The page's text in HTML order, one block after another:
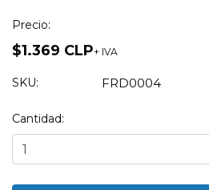
Precio:
$1.369 CLP+ IVA
SKU: FRD0004
Cantidad: